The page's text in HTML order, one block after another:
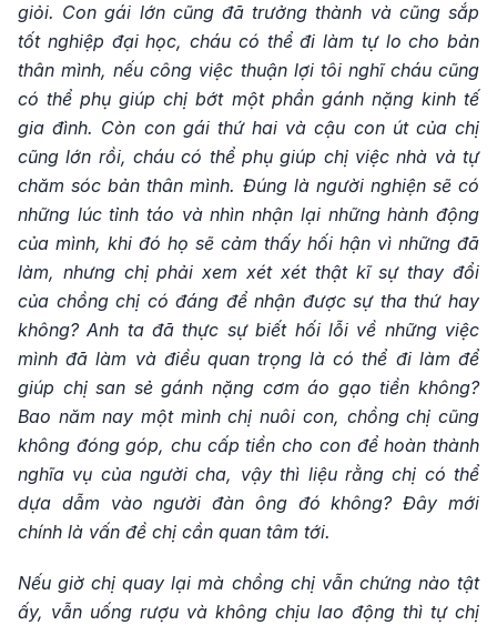
giỏi. Con gái lớn cũng đã trưởng thành và cũng sắp
tốt nghiệp đại học, cháu có thể đi làm tự lo cho bản
thân mình, nếu công việc thuận lợi tôi nghĩ cháu cũng
có thể phụ giúp chị bớt một phần gánh nặng kinh tế
gia đình. Còn con gái thứ hai và cậu con út của chị
cũng lớn rồi, cháu có thể phụ giúp chị việc nhà và tự
chăm sóc bản thân mình. Đúng là người nghiện sẽ có
những lúc tỉnh táo và nhìn nhận lại những hành động
của mình, khi đó họ sẽ cảm thấy hối hận vì những đã
làm, nhưng chị phải xem xét xét thật kĩ sự thay đổi
của chồng chị có đáng để nhận được sự tha thứ hay
không? Anh ta đã thực sự biết hối lỗi về những việc
mình đã làm và điều quan trọng là có thể đi làm để
giúp chị san sẻ gánh nặng cơm áo gạo tiền không?
Bao năm nay một mình chị nuôi con, chồng chị cũng
không đóng góp, chu cấp tiền cho con để hoàn thành
nghĩa vụ của người cha, vậy thì liệu rằng chị có thể
dựa dẫm vào người đàn ông đó không? Đây mới
chính là vấn đề chị cần quan tâm tới.
Nếu giờ chị quay lại mà chồng chị vẫn chứng nào tật
ấy, vẫn uống rượu và không chịu lao động thì tự chị